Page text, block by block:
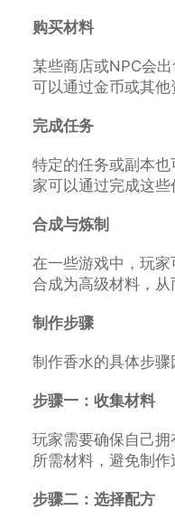
购买材料
某些商店或NPC会
可以通过金币或其他
完成任务
特定的任务或副本
家可以通过完成这些
合成与炼制
在一些游戏中，玩
合成为高级材料，从
制作步骤
制作香水的具体步
步骤一：收集材料
玩家需要确保自己
所需材料，避免制作
步骤二：选择配方